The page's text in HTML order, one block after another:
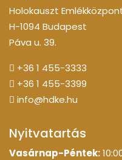
Holokauszt
H-1094 Budapest
Páva u. 39.
+36 1 455-3333
+36 1 455-3399
info@hdke.hu
Nyitvatartás
Vasárnap-Péntek: